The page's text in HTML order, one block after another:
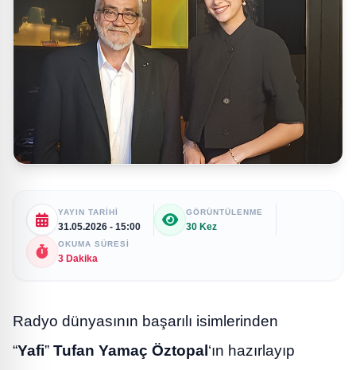
YAYIN TARIHI
31.05.2026 - 15:00
GÖRÜNTÜLENME
30 Kez
OKUMA SÜRESI
3 Dakika
Radyo dünyasının başarılı isimlerinden
“Yafi” Tufan Yamaç Öztopal ‘ın hazırlayıp